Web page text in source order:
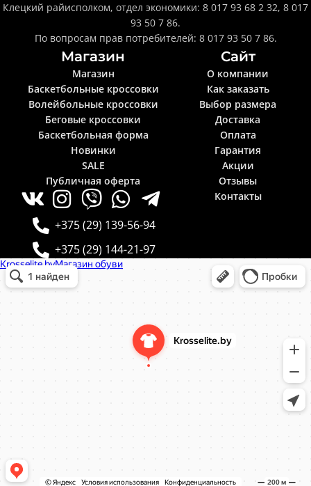
Клецкий райисполком, отдел экономики: 8 017 93 68 2 32, 8 017
93 50 7 86.
По вопросам прав потребителей: 8 017 93 50 7 86.
Магазин
Магазин
Баскетбольные кроссовки
Волейбольные кроссовки
Беговые кроссовки
Баскетбольная форма
Новинки
SALE
Публичная оферта
+375 (29) 139-56-94
+375 (29) 144-21-97
Сайт
О компании
Как заказать
Выбор размера
Доставка
Оплата
Гарантия
Акции
Отзывы
Контакты
Krosselite.by
Информационный интернет-сайт в Минске